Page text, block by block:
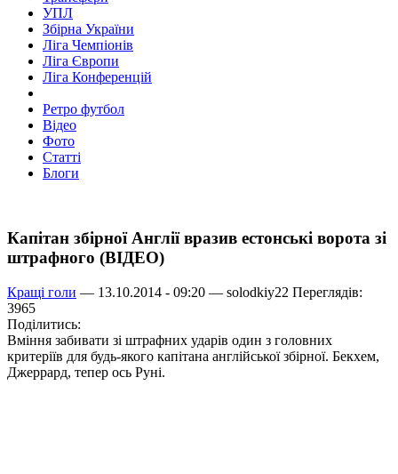
УПЛ
Збірна України
Ліга Чемпіонів
Ліга Європи
Ліга Конференцій
Ретро футбол
Відео
Фото
Статті
Блоги
Капітан збірної Англії вразив естонські ворота зі
штрафного (ВІДЕО)
Кращі голи — 13.10.2014 - 09:20 — solodkiy22 Переглядів:
3965
Поділитись:
Вміння забивати зі штрафних ударів один з головних
критеріїв для будь-якого капітана англійської збірної. Бекхем,
Джеррард, тепер ось Руні.